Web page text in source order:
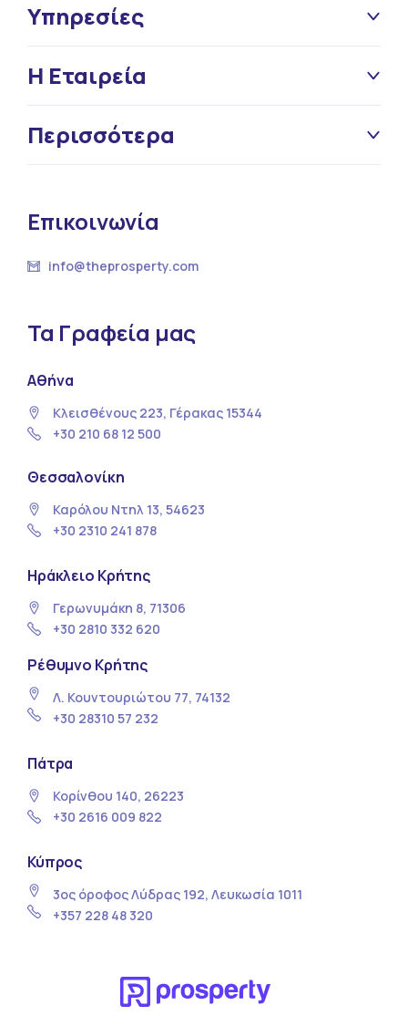
Υπηρεσίες
Η Εταιρεία
Περισσότερα
Επικοινωνία
info@theprosperty.com
Τα Γραφεία μας
Αθήνα
Κλεισθένους 223, Γέρακας 15344
+30 210 68 12 500
Θεσσαλονίκη
Καρόλου Ντηλ 13, 54623
+30 2310 241 878
Ηράκλειο Κρήτης
Γερωνυμάκη 8, 71306
+30 2810 332 620
Ρέθυμνο Κρήτης
Λ. Κουντουριώτου 77, 74132
+30 28310 57 232
Πάτρα
Κορίνθου 140, 26223
+30 2616 009 822
Κύπρος
3ος όροφος Λύδρας 192, Λευκωσία 1011
+357 228 48 320